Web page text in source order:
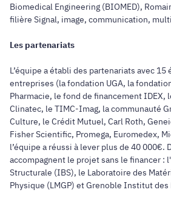
Biomedical Engineering (BIOMED),
filière Signal, image, communication,
Les partenariats
L’équipe a établi des partenariats avec
entreprises (la fondation UGA, la
Pharmacie, le fond de financement IDEX,
Clinatec, le TIMC-Imag, la communauté
Culture, le Crédit Mutuel, Carl Roth,
Fisher Scientific, Promega, Euromedex,
l’équipe a réussi à lever plus de 40 000€.
accompagnent le projet sans le financer
Structurale (IBS), le Laboratoire des
Physique (LMGP) et Grenoble Institut